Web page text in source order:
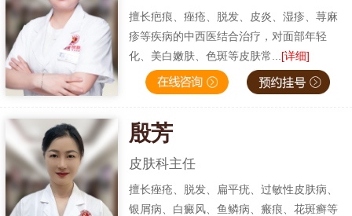
擅长疤痕、痤疮、脱发、皮炎、湿疹、荨麻
疹等疾病的中西医结合治疗，对面部年轻
化、美白嫩肤、色斑等皮肤常... [详细]
殷芳
皮肤科主任
擅长痤疮、脱发、扁平疣、过敏性皮肤病、
银屑病、白癜风、鱼鳞病、瘢痕、花斑癣等